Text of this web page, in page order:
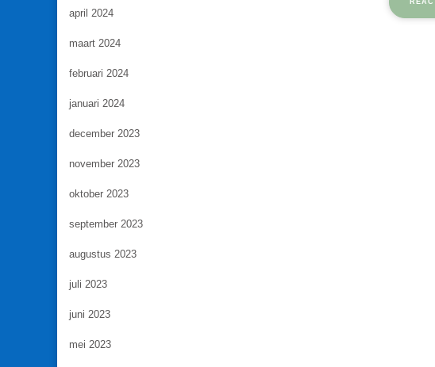
april 2024
maart 2024
februari 2024
januari 2024
december 2023
november 2023
oktober 2023
september 2023
augustus 2023
juli 2023
juni 2023
mei 2023